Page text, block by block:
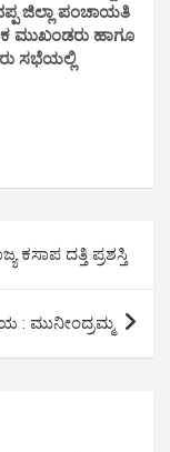
ಜಿಲ್ಲಾ ಪಂಚಾಯತಿ
ಮುಖಂಡರು ಹಾಗೂ
ಸಭೆಯಲ್ಲಿ
ಕಸಾಪ ದತ್ತಿ ಪ್ರಶಸ್ತಿ
: ಮುನೀಂದ್ರಮ್ಮ